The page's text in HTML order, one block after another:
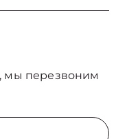
мы перезвоним